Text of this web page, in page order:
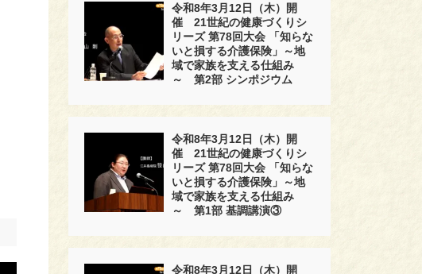
令和8年3月12日（木）開
催 21世紀の健康づくりシ
リーズ 第78回大会 「知らな
いと損する介護保険」～地
域で家族を支える仕組み
～ 第2部 シンポジウム
令和8年3月12日（木）開
催 21世紀の健康づくりシ
リーズ 第78回大会 「知らな
いと損する介護保険」～地
域で家族を支える仕組み
～ 第1部 基調講演③
令和8年3月12日（木）開